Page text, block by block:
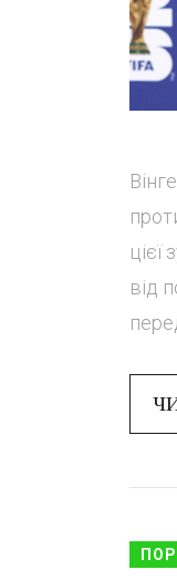
цієї
від